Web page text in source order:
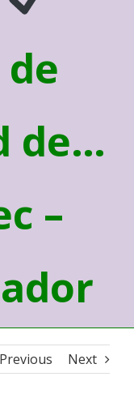
de…
–
Previous Next